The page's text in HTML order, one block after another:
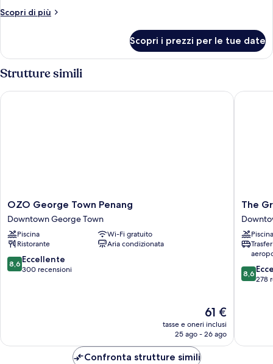
king
Scopri di più
Altri
Executive,
letto
Scopri i prezzi per le tue date
Strutture simili
OZO
George
Town
Penang
Downtown
George
Town
OZO George Town Penang
Downtown George Town
Piscina
Wi-Fi gratuito
Ristorante
Aria condizionata
8.6
su
8,6 Eccellente
300 recensioni
Il
prezzo
attuale
61 €
tasse e oneri inclusi
25 ago - 26 ago
OZO George Town Penang
The
Granite
Luxury
Hotel
Penang
George
Town
The
Piscina
8.6
su
8,6
278
The
Confronta strutture simili